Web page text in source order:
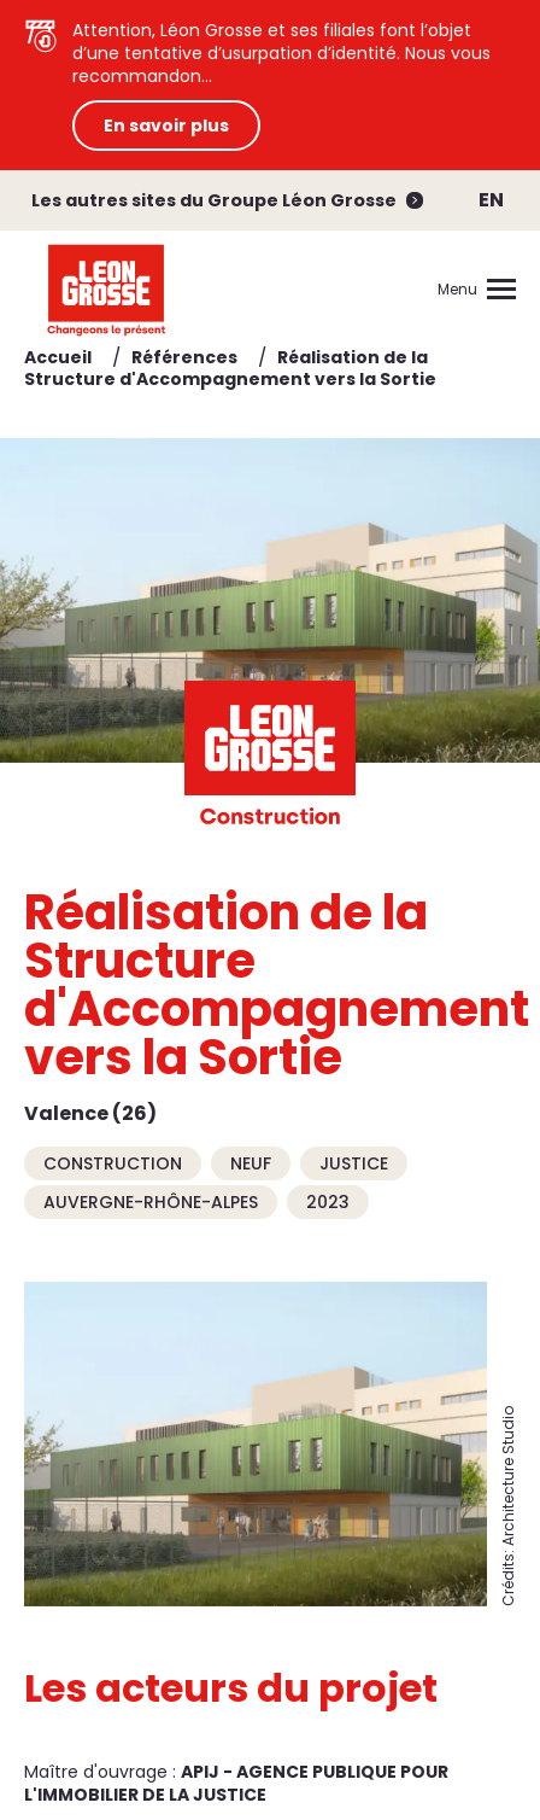
Attention, Léon Grosse et ses filiales font l’objet
d’une tentative d’usurpation d’identité. Nous vous
recommandon...
En savoir plus
Les autres sites du Groupe Léon Grosse EN
Menu
Accueil / Références / Réalisation de la
Structure d'Accompagnement vers la Sortie
Réalisation de la
Structure
d'Accompagnement
vers la Sortie
Valence (26)
CONSTRUCTION NEUF
JUSTICE
AUVERGNE-RHÔNE-ALPES
2023
Crédits: Architecture Studio
Les acteurs du projet
Maître d'ouvrage : APIJ - AGENCE PUBLIQUE POUR
L'IMMOBILIER DE LA JUSTICE